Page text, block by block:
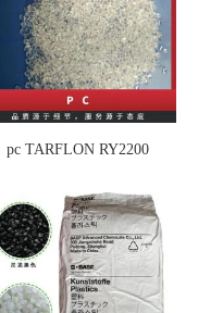
pc TARFLON RY2200